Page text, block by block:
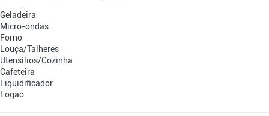
Geladeira
Micro-ondas
Forno
Louça/Talheres
Utensílios/Cozinha
Cafeteira
Liquidificador
Fogão